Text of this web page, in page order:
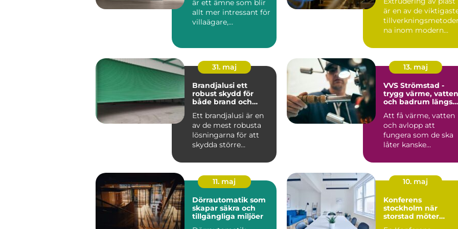
är ett ämne som blir
allt mer intressant för
villaägare,
är en av de
tillverkningsmetoder
na inom modern
g...
31. maj
Brandjalusi ett
robust skydd för
både brand och
Ett brandjalusi är en
av de mest robusta
lösningarna för att
skydda större
byggnad mo...
13. maj
VVS Strömstad -
trygg värme, vatten
och badrum längs
Att få värme, vatten
och avlopp att
fungera som de ska
låter kanske
11. maj
Dörrautomatik som
skapar säkra och
tillgängliga miljöer
10. maj
Konferens
stockholm när
storstad möter